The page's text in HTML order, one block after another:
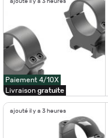
ajouté il y a 3 heures
Paiement 4/10X
Livraison gratuite
ajouté il y a 3 heures